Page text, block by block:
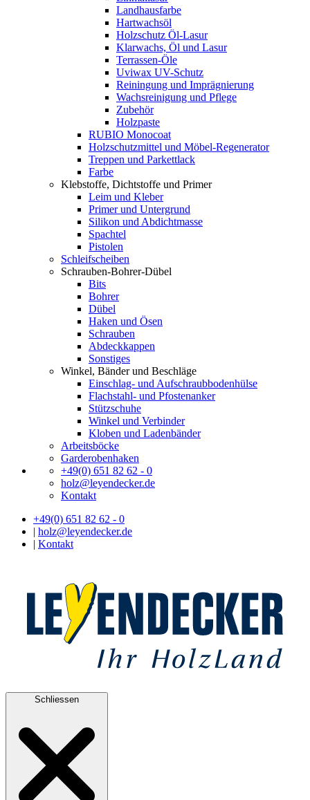
Landhausfarbe
Hartwachsöl
Holzschutz Öl-Lasur
Klarwachs, Öl und Lasur
Terrassen-Öle
Uviwax UV-Schutz
Reiningung und Imprägnierung
Wachsreinigung und Pflege
Zubehör
Holzpaste
RUBIO Monocoat
Holzschutzmittel und Möbel-Regenerator
Treppen und Parkettlack
Farbe
Klebstoffe, Dichtstoffe und Primer
Leim und Kleber
Primer und Untergrund
Silikon und Abdichtmasse
Spachtel
Pistolen
Schleifscheiben
Schrauben-Bohrer-Dübel
Bits
Bohrer
Dübel
Haken und Ösen
Schrauben
Abdeckkappen
Sonstiges
Winkel, Bänder und Beschläge
Einschlag- und Aufschraubbodenhülse
Flachstahl- und Pfostenanker
Stützschuhe
Winkel und Verbinder
Kloben und Ladenbänder
Arbeitsböcke
Garderobenhaken
+49(0) 651 82 62 - 0
holz@leyendecker.de
Kontakt
+49(0) 651 82 62 - 0
| holz@leyendecker.de
| Kontakt
Schliessen